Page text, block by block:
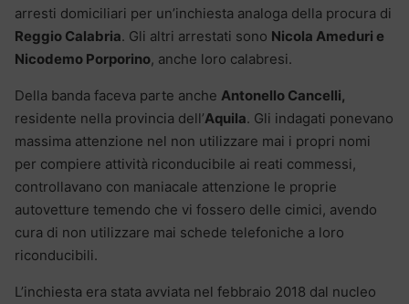
arresti domiciliari per un’inchiesta analoga della procura di
Reggio Calabria. Gli altri arrestati sono Nicola Ameduri e
Nicodemo Porporino, anche loro calabresi.
Della banda faceva parte anche Antonello Cancelli,
residente nella provincia dell’Aquila. Gli indagati ponevano
massima attenzione nel non utilizzare mai i propri nomi
per compiere attività riconducibile ai reati commessi,
controllavano con maniacale attenzione le proprie
autovetture temendo che vi fossero delle cimici, avendo
cura di non utilizzare mai schede telefoniche a loro
riconducibili.
L’inchiesta era stata avviata nel febbraio 2018 dal nucleo